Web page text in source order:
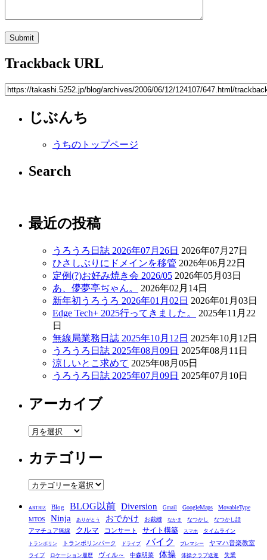
Trackback URL
じぶんち
うちのトップページ
Search
最近の投稿
うろうろ日誌 2026年07月26日 2026年07月27日
ひさしぶりにドメインを移管 2026年06月22日
定例(?)お好み焼き会 2026/05 2026年05月03日
あ、儚夢亭ぢゃん。
2026年02月14日
新年初うろうろ 2026年01月02日 2026年01月03日
Edge Tech+ 2025行ってきました。
2025年11月22
日
無線局業務日誌 2025年10月12日 2025年10月12日
うろうろ日誌 2025年08月09日 2025年08月11日
涼しいとこ求めて 2025年08月05日
うろうろ日誌 2025年07月09日 2025年07月10日
アーカイブ
ア
カ
イ
ブ
カテゴリー
カ
ゴ
リ
ー
ARTRIZ Blog BLOG以前 Diversion Gmail GoogleMaps
MovableType
MTOS
Ninja ありがとう おでかけ お裁縫 なかま なつかし なつかし話
アマチュア無線 クルマ コンサート サイト構築 スマホ タイムライン
トランポリン トランポリンパーク ドライブ バイク プレマシー ヤマハ音楽教室
ライブ ロケーション履歴 ヴィル～ 中森明菜 体操 体操クラブ送迎 失業